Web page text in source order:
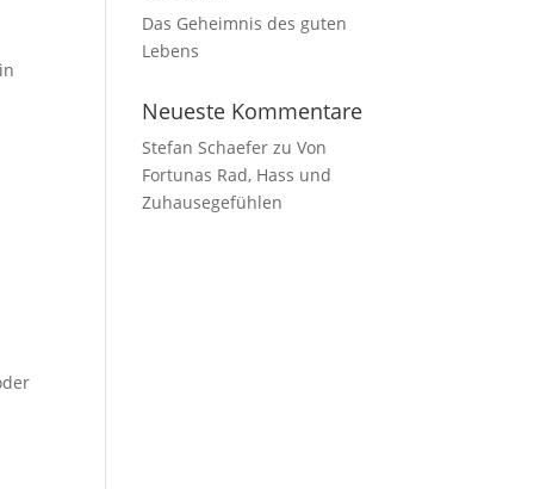
Das Geheimnis des guten
Lebens
Neueste Kommentare
Stefan Schaefer zuVon
Fortunas Rad, Hass und
Zuhausegefühlen